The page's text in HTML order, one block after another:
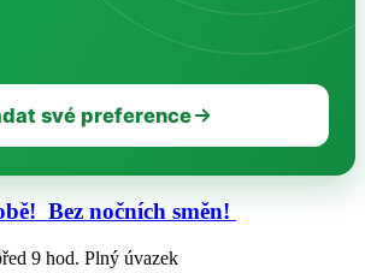
své preference
Bez nočních směn!
9 hod. Plný úvazek